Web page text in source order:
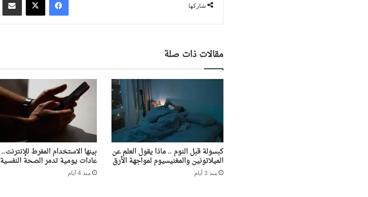
شاركها
مقالات ذات صلة
كبسولة قبل النوم .. ماذا يقول العلم عن
الميلاتونين والمغنيسيوم لمواجهة الأرق
منذ 3 أيام
بينها الاستخدام المفرط للإنترنت..
عادات يومية تدمر الصحة النفسية
منذ 4 أيام